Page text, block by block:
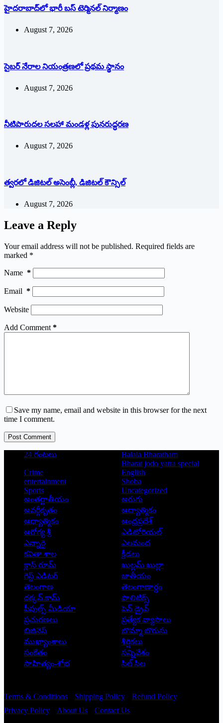
హైదరాబాద్‌లో భారీ బస్‌ ‌టెర్మినల్‌ ‌నిర్మాణం
August 7, 2026
సైబర్ నేరాల నియంత్రణలో ప్రథమ స్థానం
August 7, 2026
నీటిపారుదల సలహా మండళ్ల పునరుద్ధరణ
August 7, 2026
త్వరలో డిజిటల్ అసెంబ్లీ, డిజిటల్ కౌన్సిల్
August 7, 2026
Leave a Reply
Your email address will not be published. Required fields are
marked *
Name *
Email *
Website
Add Comment *
Save my name, email and website in this browser for the next
time I comment.
Post Comment
24 గంటలు
Balala Bharatham
Bharat jodo yatra special
Crime
English
entertainment
Shoba
Sports
Uncategorized
అంతర్జాతీయం
అరుగు
అవర్గీకృతం
ఆద్యాత్మికం
ఆధ్యాత్మికం
ఆంధ్రప్రదేశ్
ఆరోగ్య శ్రీ
ఎడిటోరియల్
ఎన్నారై
ఎలమంద
కవితా శాల
క్రీడలు
క్లాస్ రూమ్
ఖుల్లమ్ ఖుల్లా
గెస్ట్ ఎడిటర్
జాతీయం
తెలంగాణ
తెలంగాణార్థం
దక్కన్.కామ్
పాలిటిక్స్
పీపుల్స్ ‌మీడియా
పెన్ డ్రైవ్
ప్రచురణలు
ప్రత్యేక వ్యాసాలు
బిజినెస్
బొమ్మా బొరుసు
ముఖ్యాంశాలు
శీర్షికలు
సంకేతం
సన్నివేశం
సాహిత్యం-శోభ
సిల్ సిల
Terms & Conditions Shipping Policy
Refund Policy
Privacy Policy
About Us Contact Us